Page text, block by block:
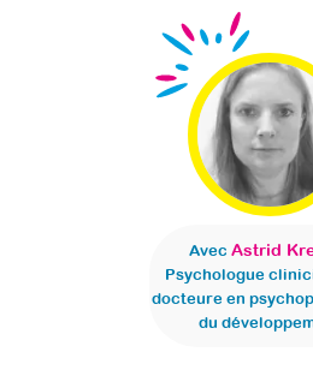
Avec Astrid
Psychologue
docteure en
du